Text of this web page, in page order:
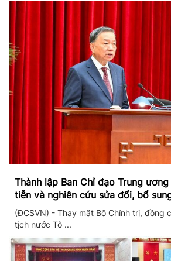
Thành lập Ban Chỉ đạo Trung
tiễn và nghiên cứu sửa đổi, bổ
(ĐCSVN) - Thay mặt Bộ Chính trị, đồng
tịch nước Tô ...